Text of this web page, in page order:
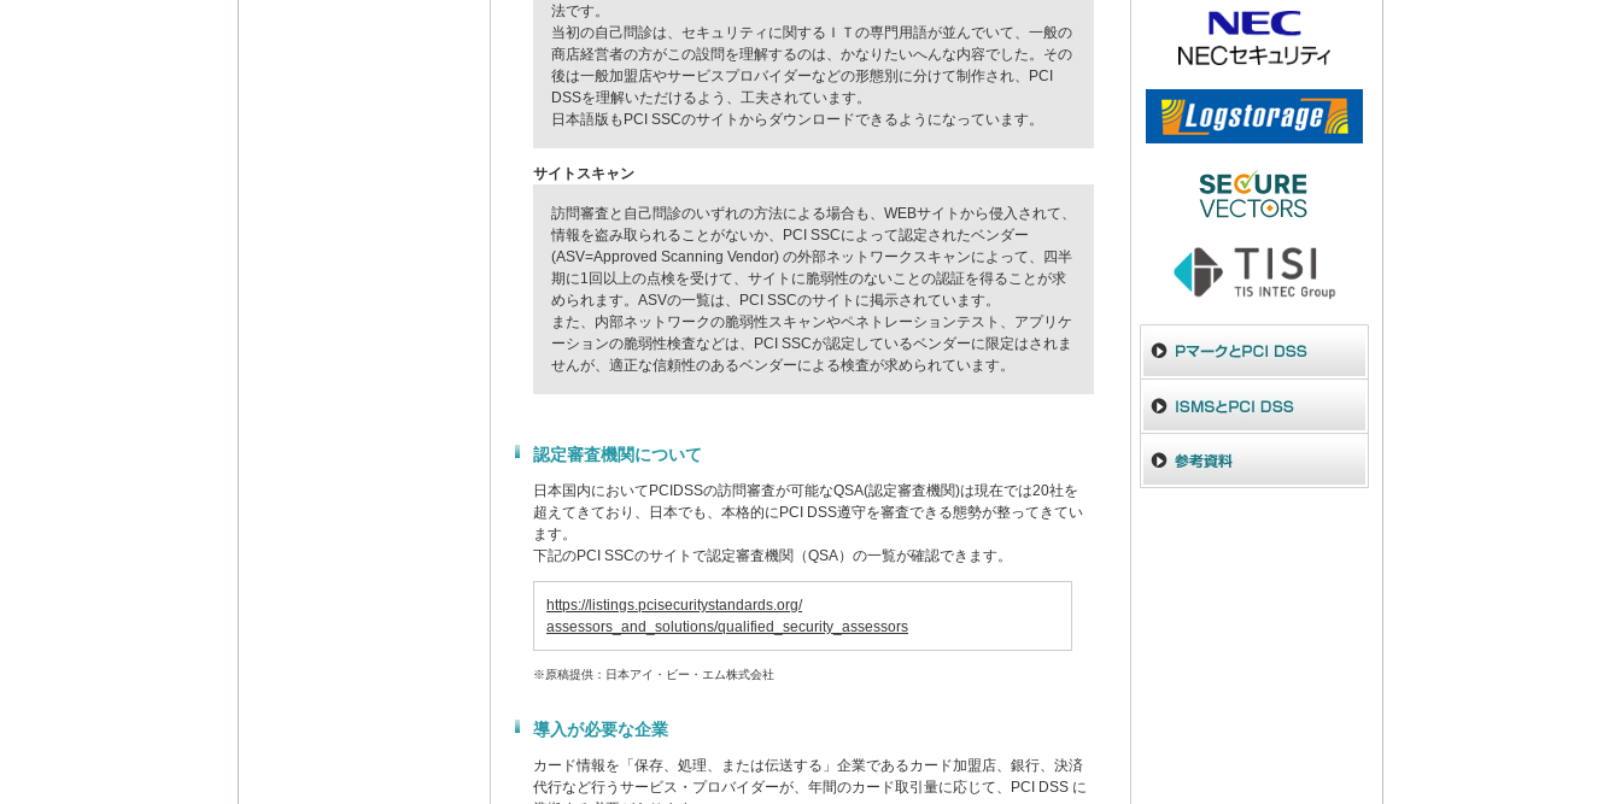
法です。
当初の自己問診は、セキュリティに関するＩＴの専門用語が並んでいて、一般の
商店経営者の方がこの設問を理解するのは、かなりたいへんな内容でした。その
後は一般加盟店やサービスプロバイダーなどの形態別に分けて制作され、PCI
DSSを理解いただけるよう、工夫されています。
日本語版もPCI SSCのサイトからダウンロードできるようになっています。
サイトスキャン
訪問審査と自己問診のいずれの方法による場合も、WEBサイトから侵入されて、
情報を盗み取られることがないか、PCI SSCによって認定されたベンダー
(ASV=Approved Scanning Vendor) の外部ネットワークスキャンによって、四半
期に1回以上の点検を受けて、サイトに脆弱性のないことの認証を得ることが求
められます。ASVの一覧は、PCI SSCのサイトに掲示されています。
また、内部ネットワークの脆弱性スキャンやペネトレーションテスト、アプリケ
ーションの脆弱性検査などは、PCI SSCが認定しているベンダーに限定はされま
せんが、適正な信頼性のあるベンダーによる検査が求められています。
認定審査機関について
日本国内においてPCIDSSの訪問審査が可能なQSA(認定審査機関)は現在では20社を
超えてきており、日本でも、本格的にPCI DSS遵守を審査できる態勢が整ってきてい
ます。
下記のPCI SSCのサイトで認定審査機関（QSA）の一覧が確認できます。
https://listings.pcisecuritystandards.org/
assessors_and_solutions/qualified_security_assessors
※原稿提供：日本アイ・ビー・エム株式会社
導入が必要な企業
カード情報を「保存、処理、または伝送する」企業であるカード加盟店、銀行、決済
代行など行うサービス・プロバイダーが、年間のカード取引量に応じて、PCI DSS に